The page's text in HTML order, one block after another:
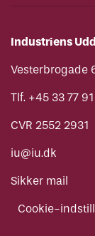
Industriens
Vesterbrogade
Tlf. +45 33 77 91
CVR 2552 2931
iu@iu.dk
Sikker mail
Cookie-